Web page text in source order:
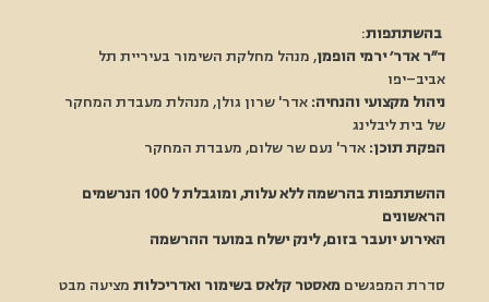
בהשתתפות:
ד״ר אדר׳ ירמי הופמן, מנהל מחלקת השימור בעיריית תל
אביב–יפו
ניהול מקצועי והנחיה: אדר' שרון גולן, מנהלת מעבדת המחקר
של בית ליבלינג
הפקת תוכן: אדר' נעם שר שלום, מעבדת המחקר
ההשתתפות בהרשמה ללא עלות, ומוגבלת ל 100 הנרשמים
הראשונים
האירוע יועבר בזום, לינק ישלח במועד ההרשמה
סדרת המפגשים מאסטר קלאס בשימור ואדריכלות מציעה מבט